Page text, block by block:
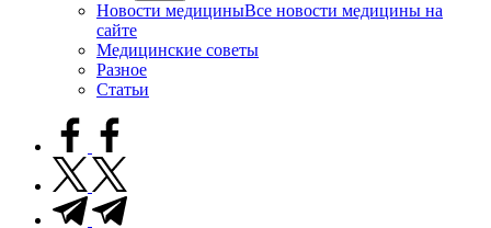
Новости медициныВсе новости медицины на
сайте
Медицинские советы
Разное
Статьи
facebook.com
twitter.com
t.me